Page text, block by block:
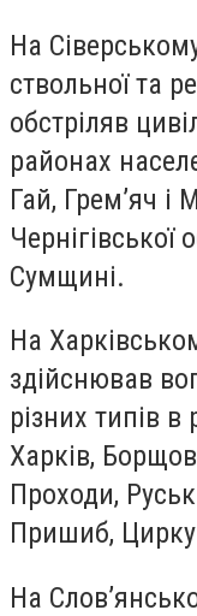
На
ствольної та
обстріляв
районах
Гай, Грем’яч
Чернігівської
Сумщині.
На
здійснював
різних типів
Харків,
Проходи,
Пришиб,
На